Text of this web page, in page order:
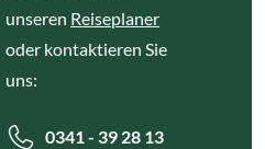
unseren Reiseplaner
oder kontaktieren Sie
uns:
0341 - 39 28 13